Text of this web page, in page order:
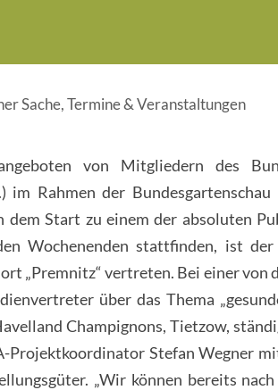
Sache,Termine & Veranstaltungen
von Mitgliedern des
im Rahmen der
dem Start zu einem der absoluten
Wochenenden stattfinden, ist
„Premnitz“ vertreten. Bei einer
über das Thema
Champignons, Tietzow,
Stefan Wegner
„Wir können bereits